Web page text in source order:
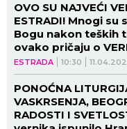
ESTRADA 10:30
OVO SU NAJVEĆI
ESTRADI! Mnogi su
Bogu nakon teških
ovako pričaju o
PONOĆNA
VASKRSENJA,
RADOSTI I